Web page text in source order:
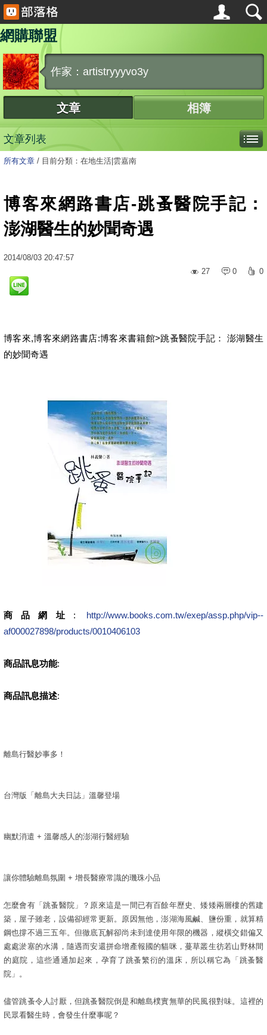
網購聯盟
作家：artistryyyvo3y
文章 相簿
文章列表
所有文章 / 目前分類：在地生活|雲嘉南
博客來網路書店-跳蚤醫院手記：
澎湖醫生的妙聞奇遇
2014/08/03 20:47:57
27
0 0
博客來,博客來網路書店:博客來書籍館>跳蚤醫院手記： 澎湖醫生
的妙聞奇遇
商品網址 : http://www.books.com.tw/exep/assp.php/vip--
af000027898/products/0010406103
商品訊息功能:
商品訊息描述:
離島行醫妙事多！
台灣版「離島大夫日誌」溫馨登場
幽默消遣 + 溫馨感人的澎湖行醫經驗
讓你體驗離島氛圍 + 增長醫療常識的璣珠小品
怎麼會有「跳蚤醫院」？原來這是一間已有百餘年歷史、矮矮兩層樓的舊建
築，屋子雖老，設備卻經常更新。原因無他，澎湖海風鹹、鹽份重，就算精
鋼也撐不過三五年。但徹底瓦解卻尚未到達使用年限的機器，縱橫交錯偏又
處處淤塞的水溝，隨遇而安還拼命增產報國的貓咪，蔓草叢生彷若山野林間
的庭院，這些通通加起來，孕育了跳蚤繁衍的溫床，所以稱它為「跳蚤醫
院」。
儘管跳蚤令人討厭，但跳蚤醫院倒是和離島樸實無華的民風很對味。這裡的
民眾看醫生時，會發生什麼事呢？